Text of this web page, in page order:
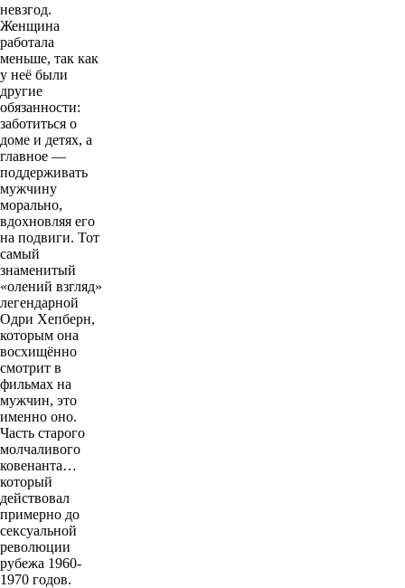
невзгод.
Женщина
работала
меньше, так как
у неё были
другие
обязанности:
заботиться о
доме и детях, а
главное —
поддерживать
мужчину
морально,
вдохновляя его
на подвиги. Тот
самый
знаменитый
«олений взгляд»
легендарной
Одри Хепберн,
которым она
восхищённо
смотрит в
фильмах на
мужчин, это
именно оно.
Часть старого
молчаливого
ковенанта…
который
действовал
примерно до
сексуальной
революции
рубежа 1960-
1970 годов.